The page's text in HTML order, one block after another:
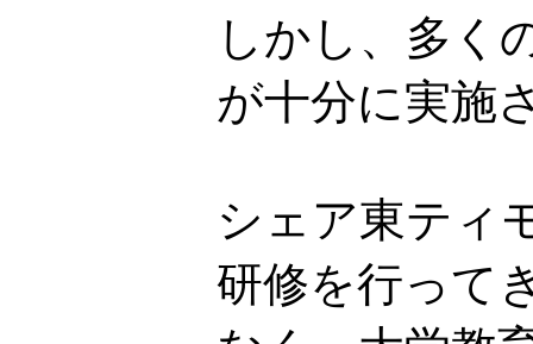
しかし、多く
が十分に実施
シェア東ティ
研修を行って